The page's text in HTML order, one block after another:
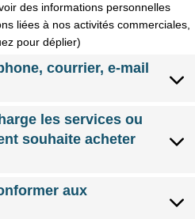
des informations personnelles
liées à nos activités commerciales,
pour déplier)
courrier, e-mail
les services ou
souhaite acheter
aux